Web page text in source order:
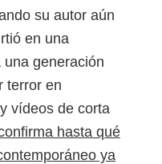
su autor aún
en una
generación
terror en
vídeos de corta
hasta qué
ya